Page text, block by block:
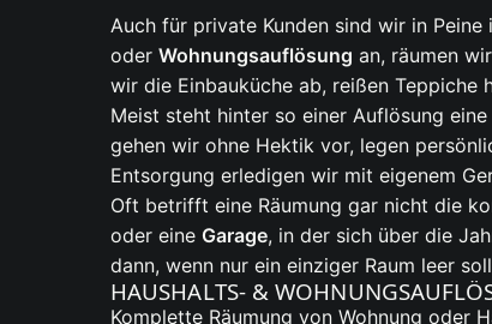
Auch für private Kunden sind wir in
oder Wohnungsauflösung an, räumen
wir die Einbauküche ab, reißen Teppiche
Meist steht hinter so einer Auflösung
gehen wir ohne Hektik vor, legen
Entsorgung erledigen wir mit eigenem
Oft betrifft eine Räumung gar nicht die
oder eine Garage, in der sich über die
dann, wenn nur ein einziger Raum leer
HAUSHALTS- &
Komplette Räumung von Wohnung oder